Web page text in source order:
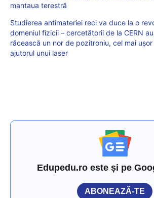
mantaua terestră
Studierea antimateriei reci va duce la o
domeniul fizicii – cercetătorii de la CERN
răcească un nor de pozitroniu, cel mai
ajutorul unui laser
Edupedu.ro este și pe
ABONEAZĂ-TE